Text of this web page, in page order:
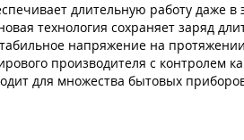
длительную работу даже в
технология сохраняет заряд
напряжение на
производителя с контролем
для множества бытовых